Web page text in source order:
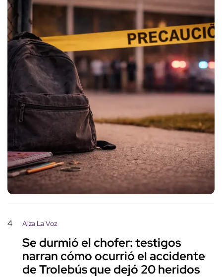
4 Alza La Voz
Se durmió el chofer: testigos
narran cómo ocurrió el accidente
de Trolebús que dejó 20 heridos